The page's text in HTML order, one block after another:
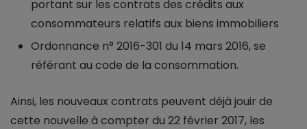
portant sur les contrats des crédits aux
consommateurs relatifs aux biens immobiliers
Ordonnance n° 2016-301 du 14 mars 2016, se
référant au code de la consommation.
Ainsi, les nouveaux contrats peuvent déjà jouir de
cette nouvelle à compter du 22 février 2017, les